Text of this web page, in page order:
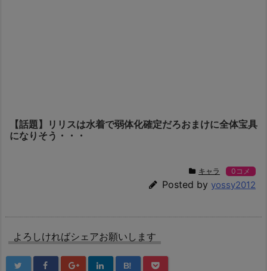
【話題】リリスは水着で弱体化確定だろおまけに全体宝具
になりそう・・・
キャラ 0コメ
Posted by yossy2012
よろしければシェアお願いします
B!